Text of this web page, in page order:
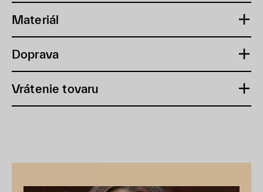
Materiál
Doprava
Vrátenie tovaru